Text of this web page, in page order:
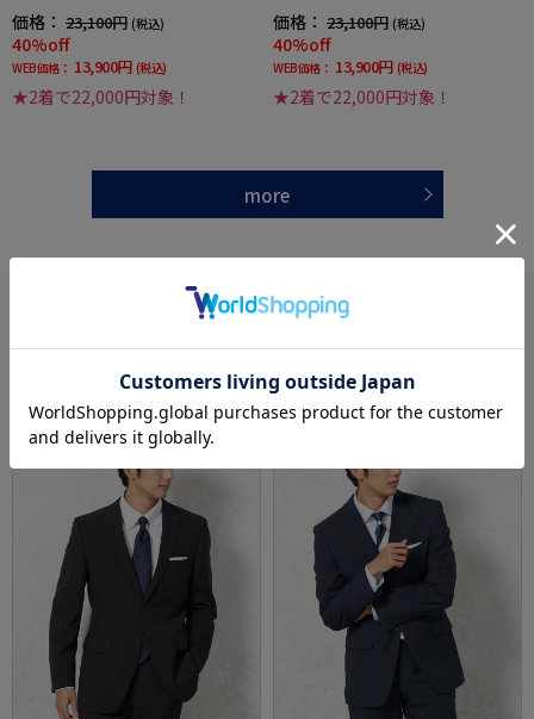
ライプ3シーズン対応
価格： 23,100円 (税込)
40%off
WEB価格： 13,900円 (税込)
★2着で22,000円対象！
3シーズン対応
価格： 23,100円 (税込)
40%off
WEB価格： 13,900円 (税込)
★2着で22,000円対象！
more
あなたへのおすすめ
RECOMMEND ITEM
OUTLET